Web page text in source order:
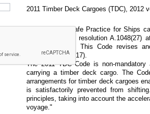
2011 Timber Deck Cargoes (TDC), 2012
"The Code of Safe Practice for Ships
was adopted by resolution
November 2011. This Code revises
resolution A.715(17).
The 2011 TDC Code is non-
carrying a timber deck cargo. The
arrangements for timber deck cargoes
is satisfactorily prevented from
principles, taking into account the
voyage."